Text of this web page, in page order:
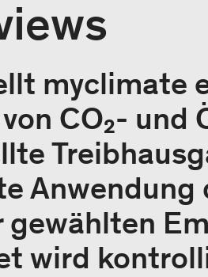
myclimate
CO₂- und
Anwendung
wird